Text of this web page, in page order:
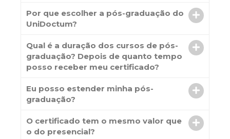
Por que escolher a pós-graduação do
UniDoctum?
Qual é a duração dos cursos de pós-
graduação? Depois de quanto tempo
posso receber meu certificado?
Eu posso estender minha pós-
graduação?
O certificado tem o mesmo valor que
o do presencial?